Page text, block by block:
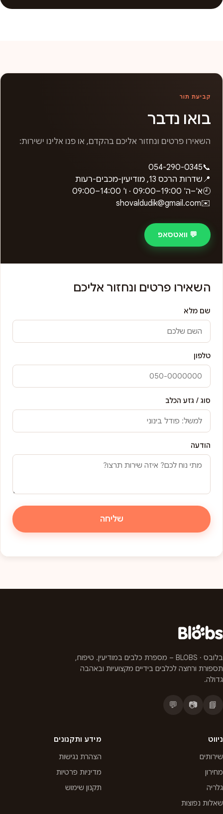
קביעת תור
בואו נדבר
השאירו פרטים ונחזור אליכם בהקדם, או פנו אלינו ישירות:
📞
054-290-0345
📍 שדרות הרכס 13, מודיעין-מכבים-רעות
🕘א'–ה' 09:00–19:00 · ו' 09:00–14:00
✉️
shovaldudik@gmail.com
💬 וואטסאפ
השאירו פרטים ונחזור אליכם
שם מלא
טלפון
סוג / גזע הכלב
הודעה
שליחה
בלובס · BLOBS – מספרת כלבים במודיעין. טיפוח,
תספורת ורחצה לכלבים בידיים מקצועיות ובאהבה
גדולה.
📘
📷
💬
ניווט
שירותים
מחירון
גלריה
שאלות נפוצות
מידע ותקנונים
הצהרת נגישות
מדיניות פרטיות
תקנון שימוש